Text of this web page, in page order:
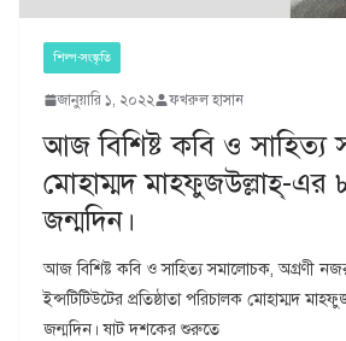
শিল্প-সংস্কৃতি
জানুয়ারি ১, ২০২২ ফখরুল হাসান
আজ বিশিষ্ট কবি ও সাহিত্য
মোহাম্মদ মাহ্ফুজউল্লাহ্-
জন্মদিন।
আজ বিশিষ্ট কবি ও সাহিত্য সমালোচক, অগ্রণী
ইন্সটিটিউটের প্রতিষ্ঠাতা পরিচালক মোহাম্মদ
জন্মদিন। ষাট দশকের শুরুতে